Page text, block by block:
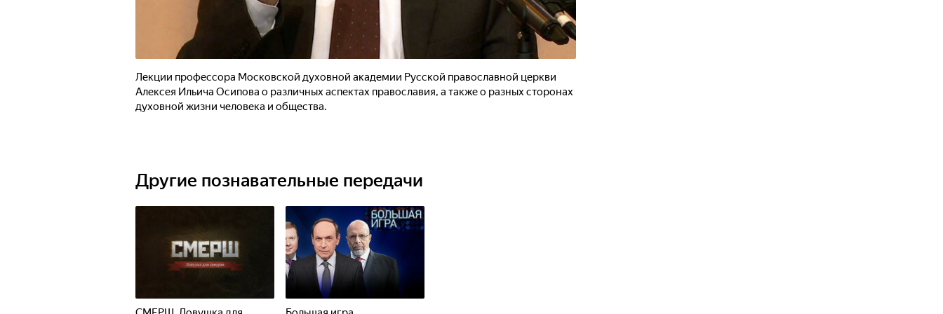
Лекции профессора Московской духовной академии Русской православной церкви
Алексея Ильича Осипова о различных аспектах православия, а также о разных сторонах
духовной жизни человека и общества.
Другие познавательные передачи